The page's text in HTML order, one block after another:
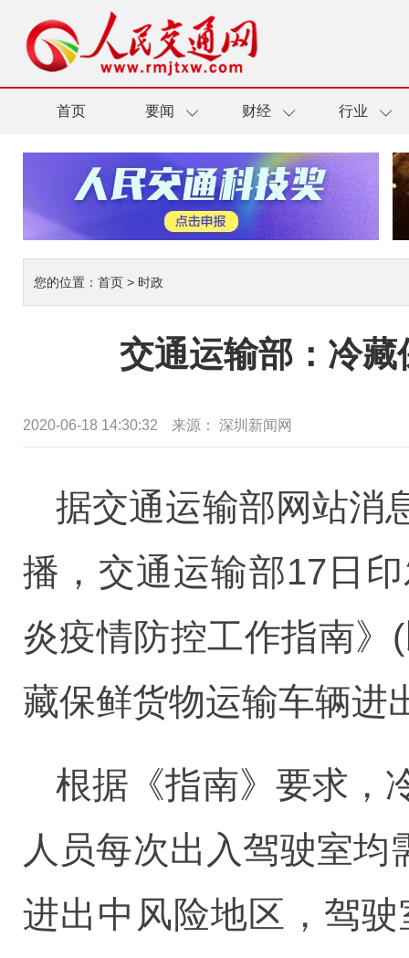
首页 要闻 财经 行业
您的位置： 首页 > 时政
交通运输部：冷
2020-06-18 14:30:32 来源： 深圳新闻网
据交通运输部网站消
播，交通运输部17日
炎疫情防控工作指南
藏保鲜货物运输车辆进
根据《指南》要求，
人员每次出入驾驶室
进出中风险地区，驾